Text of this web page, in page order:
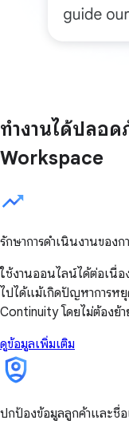
ทำงานได้ปลอ
Workspace
รักษาการดำเนินงานของ
ใช้งานออนไลน์ได้ต่อเนื่อ
ไปได้แม้เกิดปัญหาการห
Continuity โดยไม่ต้องย้
ดูข้อมูลเพิ่มเติม
ปกป้องข้อมูลลูกค้าและชื่